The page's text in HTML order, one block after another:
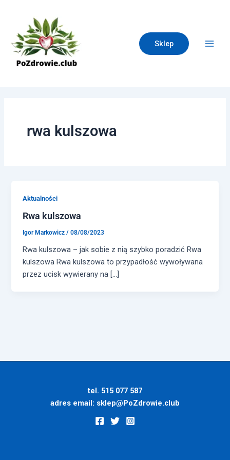
Sklep
rwa kulszowa
Aktualności
Rwa kulszowa
Igor Markowicz/08/08/2023
Rwa kulszowa – jak sobie z nią szybko poradzić​ Rwa
kulszowa Rwa kulszowa to przypadłość wywoływana
przez ucisk wywierany na […]
tel. 515 077 587
adres email: sklep@PoZdrowie.club